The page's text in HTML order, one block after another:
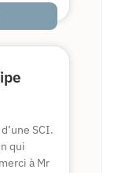
SCI.
qui
à Mr